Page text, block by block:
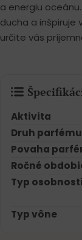
a energiu
ducha a inšpiruje
určite vás
Aktivita
Druh parfému
Povaha
Ročné
Typ osobnosti
Typ vône